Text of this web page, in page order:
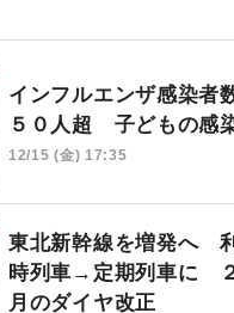
インフルエンザ感染者
５０人超 子どもの感
12/15 (金) 17:35
東北新幹線を増発へ
時列車→定期列車に
月のダイヤ改正